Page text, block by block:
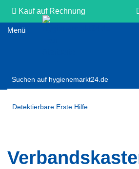
Kauf auf Rechnung
Detektierbare Erste Hilfe